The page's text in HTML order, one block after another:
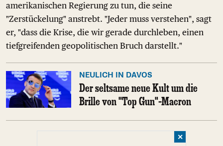
amerikanischen Regierung zu tun, die seine
"Zerstückelung" anstrebt. "Jeder muss verstehen", sagt
er, "dass die Krise, die wir gerade durchleben, einen
tiefgreifenden geopolitischen Bruch darstellt."
NEULICH IN DAVOS
Der seltsame neue Kult um die
Brille von "Top Gun"-Macron
✕